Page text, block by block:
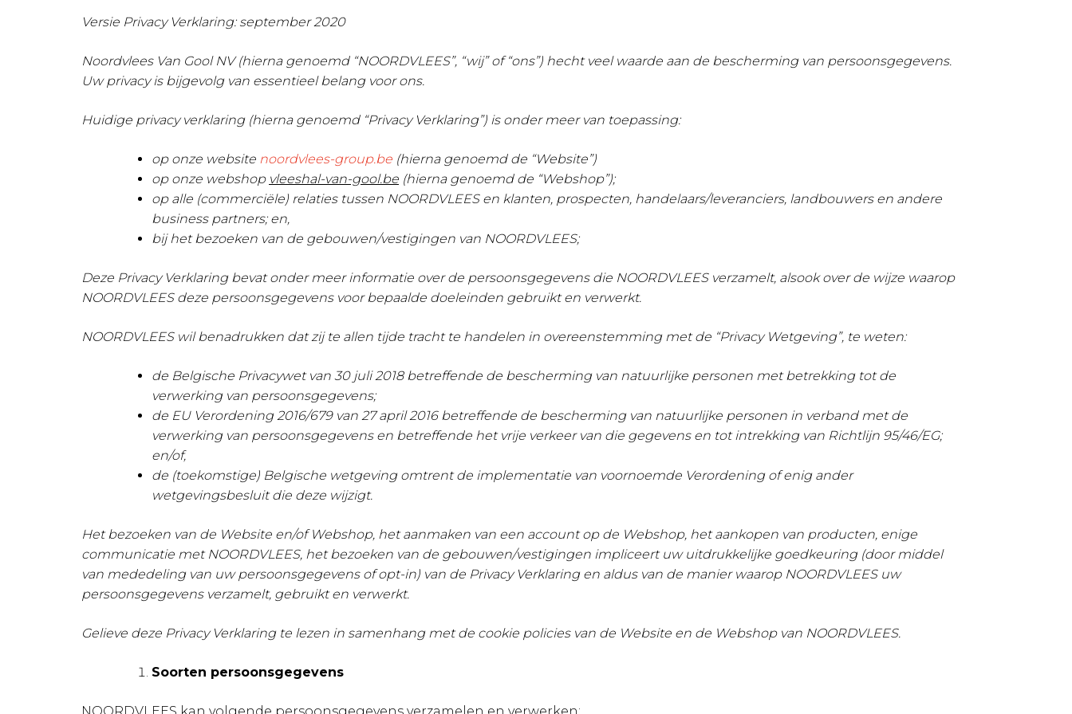
Versie Privacy Verklaring: september 2020
Noordvlees Van Gool NV (hierna genoemd “NOORDVLEES”, “wij” of “ons”) hecht veel waarde aan de bescherming van persoonsgegevens.
Uw privacy is bijgevolg van essentieel belang voor ons.
Huidige privacy verklaring (hierna genoemd “Privacy Verklaring”) is onder meer van toepassing:
op onze website noordvlees-group.be (hierna genoemd de “Website”)
op onze webshop vleeshal-van-gool.be (hierna genoemd de “Webshop”);
op alle (commerciële) relaties tussen NOORDVLEES en klanten, prospecten, handelaars/leveranciers, landbouwers en andere
business partners; en,
bij het bezoeken van de gebouwen/vestigingen van NOORDVLEES;
Deze Privacy Verklaring bevat onder meer informatie over de persoonsgegevens die NOORDVLEES verzamelt, alsook over de wijze waarop
NOORDVLEES deze persoonsgegevens voor bepaalde doeleinden gebruikt en verwerkt.
NOORDVLEES wil benadrukken dat zij te allen tijde tracht te handelen in overeenstemming met de “Privacy Wetgeving”, te weten:
de Belgische Privacywet van 30 juli 2018 betreffende de bescherming van natuurlijke personen met betrekking tot de
verwerking van persoonsgegevens;
de EU Verordening 2016/679 van 27 april 2016 betreffende de bescherming van natuurlijke personen in verband met de
verwerking van persoonsgegevens en betreffende het vrije verkeer van die gegevens en tot intrekking van Richtlijn 95/46/EG;
en/of,
de (toekomstige) Belgische wetgeving omtrent de implementatie van voornoemde Verordening of enig ander
wetgevingsbesluit die deze wijzigt.
Het bezoeken van de Website en/of Webshop, het aanmaken van een account op de Webshop, het aankopen van producten, enige
communicatie met NOORDVLEES, het bezoeken van de gebouwen/vestigingen impliceert uw uitdrukkelijke goedkeuring (door middel
van mededeling van uw persoonsgegevens of opt-in) van de Privacy Verklaring en aldus van de manier waarop NOORDVLEES uw
persoonsgegevens verzamelt, gebruikt en verwerkt.
Gelieve deze Privacy Verklaring te lezen in samenhang met de cookie policies van de Website en de Webshop van NOORDVLEES.
Soorten persoonsgegevens